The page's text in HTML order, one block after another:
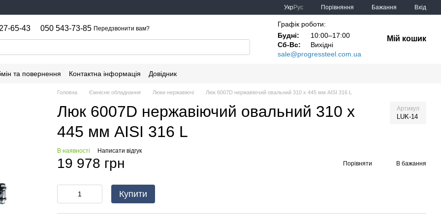
УкрРус Порівняння Бажання Вхід
65-43 050 543-73-85 Передзвонити вам?
Графік роботи:
Будні:
10:00–17:00
Сб-Вс:
Вихідні
sale@progressteel.com.ua
Мій кошик
та повернення Контактна інформація Довідник
Головна Ємнісне обладнання Люки нержавіючі Люк 6007D нержавіючий овальний 310 x 445 мм AISI 316 L
Люк 6007D нержавіючий овальний 310 x
445 мм AISI 316 L
Артикул
LUK-14
В наявності Написати відгук
19 978 грн Порівняти В бажання
Купити